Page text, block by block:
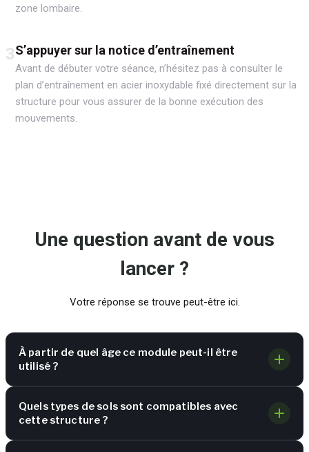
zone lombaire.
3S’appuyer sur la notice d’entraînement
Avant de débuter votre séance, n’hésitez pas à consulter le
plan d’entraînement en acier inoxydable fixé directement sur la
structure pour vous assurer de la bonne exécution des
mouvements.
Une question avant de vous
lancer ?
Votre réponse se trouve peut-être ici.
À partir de quel âge ce module peut-il être
utilisé ?
Quels types de sols sont compatibles avec
cette structure ?